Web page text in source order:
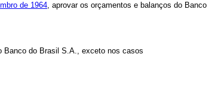
de 1964, aprovar os orçamentos e balanços do Banco
Banco do Brasil S.A., exceto nos casos